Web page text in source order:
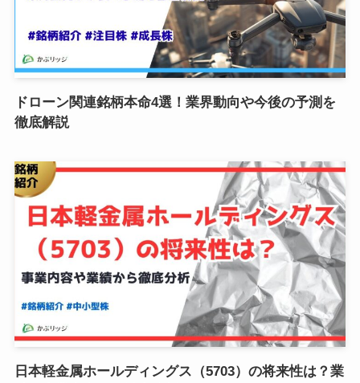
ドローン関連銘柄本命4選！業界動向や今後の予測を
徹底解説
日本軽金属ホールディングス（5703）の将来性は？業